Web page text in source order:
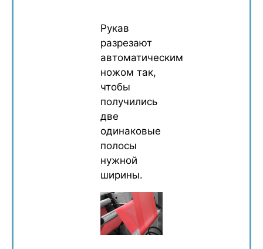
Рукав
разрезают
автоматическим
ножом так,
чтобы
получились
две
одинаковые
полосы
нужной
ширины.